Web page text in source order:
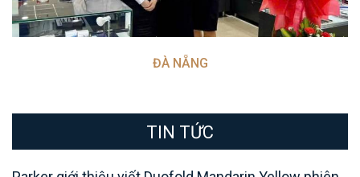
ĐÀ NẴNG
TIN TỨC